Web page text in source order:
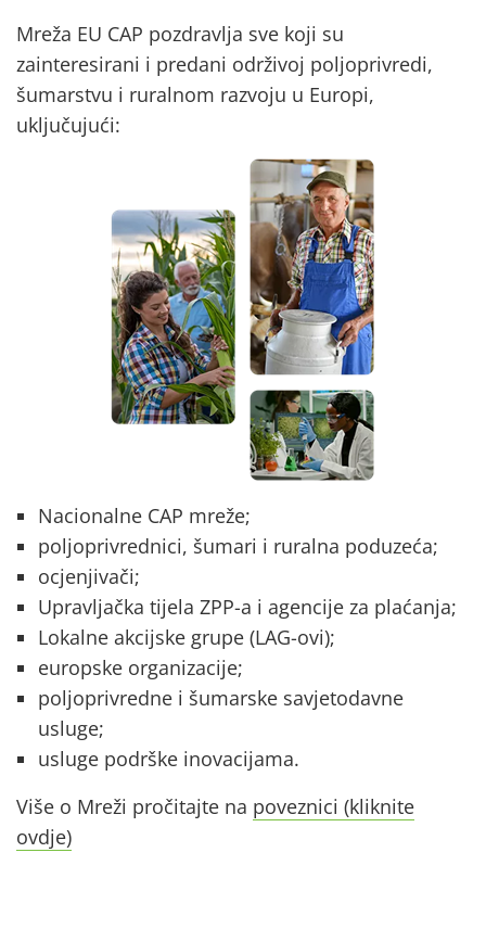
Mreža EU CAP pozdravlja sve koji su
zainteresirani i predani održivoj poljoprivredi,
šumarstvu i ruralnom razvoju u Europi,
uključujući:
Nacionalne CAP mreže;
poljoprivrednici, šumari i ruralna poduzeća;
ocjenjivači;
Upravljačka tijela ZPP-a i agencije za plaćanja;
Lokalne akcijske grupe (LAG-ovi);
europske organizacije;
poljoprivredne i šumarske savjetodavne
usluge;
usluge podrške inovacijama.
Više o Mreži pročitajte na poveznici (kliknite
ovdje)